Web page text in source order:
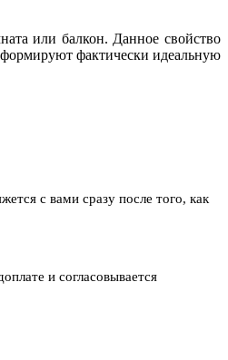
или балкон. Данное свойство
фактически идеальную
с вами сразу после того, как
и согласовывается